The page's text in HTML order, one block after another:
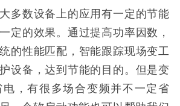
数设备上的应用有一定的节能
定的效果。通过提高功率因数，
的性能匹配，智能跟踪现场变工
设备，达到节能的目的。但是变
，有很多场合变频并不一定省